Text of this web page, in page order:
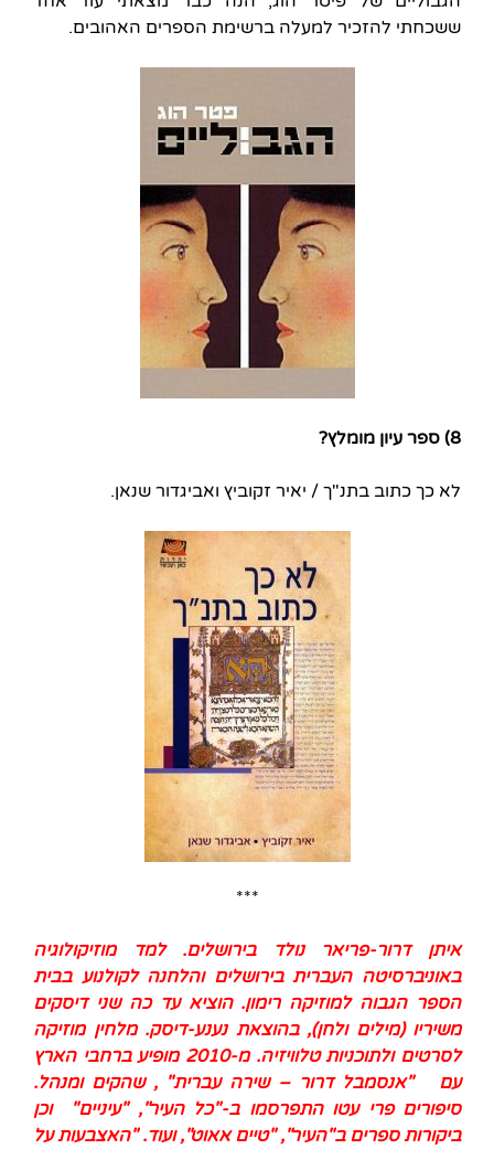
ששכחתי להזכיר למעלה ברשימת הספרים האהובים.
8) ספר עיון מומלץ?
לא כך כתוב בתנ"ך / יאיר זקוביץ ואביגדור שנאן.
***
איתן דרור-פריאר נולד בירושלים. למד מוזיקולוגיה
באוניברסיטה העברית בירושלים והלחנה לקולנוע בבית
הספר הגבוה למוזיקה רימון. הוציא עד כה שני דיסקים
משיריו (מילים ולחן), בהוצאת נענע-דיסק. מלחין מוזיקה
לסרטים ולתוכניות טלוויזיה. מ-2010 מופיע ברחבי הארץ
עם "אנסמבל דרור – שירה עברית" , שהקים ומנהל.
סיפורים פרי עטו התפרסמו ב-"כל העיר", "עיניים" וכן
ביקורות ספרים ב"העיר", "טיים אאוט", ועוד. "האצבעות על